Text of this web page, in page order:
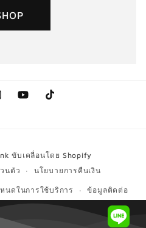
YouTubeTikTok
เงิน
ขับเคลื่อนโดย Shopify
นตัว
นโยบายการคืนเงิน
นดในการใช้บริการ ข้อมูลติดต่อ